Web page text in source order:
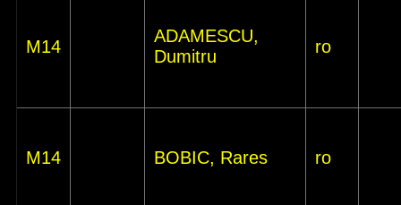
M14
ADAMESCU,
Dumitru
ro
M14 BOBIC, Rares ro